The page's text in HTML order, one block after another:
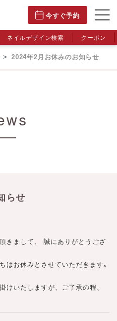
今すぐ予約
ネイルデザイン検索 クーポン
2024年2月お休みのお知らせ
らせ
きまして、 誠にありがとうござ
はお休みとさせていただきます｡
けいたしますが、ご了承の程、